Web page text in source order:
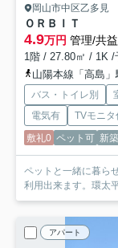
岡山市中区乙多見
ＯＲＢＩＴ
4.9万円 管理/共
1階 / 27.80㎡ / 1K /
山陽本線「高島
バス・トイレ別
電気有
TVモニタ
敷礼0 ペット可 新築
ペットと一緒に暮ら
利用出来ます。環太
アパート